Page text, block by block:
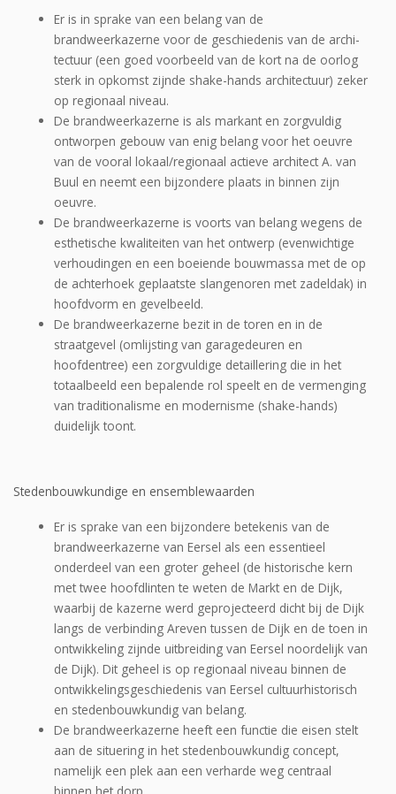
Er is in sprake van een belang van de
brandweerkazerne voor de geschiedenis van de archi­
tectuur (een goed voorbeeld van de kort na de oorlog
sterk in opkomst zijnde shake-hands architectuur) zeker
op regionaal niveau.
De brandweerkazerne is als markant en zorgvuldig
ontworpen gebouw van enig belang voor het oeuvre
van de vooral lokaal/regionaal actieve architect A. van
Buul en neemt een bij­zondere plaats in binnen zijn
oeuvre.
De brandweerkazerne is voorts van belang wegens de
esthetische kwaliteiten van het ont­werp (evenwichtige
verhoudingen en een boeiende bouwmassa met de op
de achterhoek geplaatste slangenoren met zadeldak) in
hoofdvorm en gevelbeeld.
De brandweerkazerne bezit in de toren en in de
straatgevel (omlijsting van garagedeuren en
hoofdentree) een zorgvuldige detaillering die in het
totaalbeeld een bepalende rol speelt en de vermenging
van traditionalisme en modernisme (shake-hands)
duidelijk toont.
Stedenbouwkundige en ensemblewaarden
Er is sprake van een bijzondere betekenis van de
brandweerkazerne van Eersel als een essentieel
onderdeel van een groter geheel (de historische kern
met twee hoofdlinten te weten de Markt en de Dijk,
waarbij de kazerne werd geprojecteerd dicht bij de Dijk
langs de verbinding Areven tussen de Dijk en de toen in
ontwikkeling zijnde uitbreiding van Eersel noordelijk van
de Dijk). Dit geheel is op regionaal niveau binnen de
ontwikkelingsgeschiede­nis van Eersel cultuurhistorisch
en stedenbouwkundig van belang.
De brandweerkazerne heeft een functie die eisen stelt
aan de situering in het stedenbouw­kundig concept,
namelijk een plek aan een verharde weg centraal